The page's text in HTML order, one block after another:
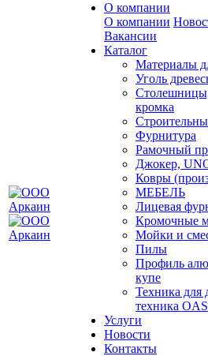
О компании
О компании
Вакансии
Каталог
Материалы
Уголь
кромка
Фурнитура
Рамочный
Джокер,
Ковры
МЕБЕЛЬ
Лицевая
Кромочные
Мойки и
Пилы
Профиль
купе
Техника для
техника
Услуги
Новости
Контакты